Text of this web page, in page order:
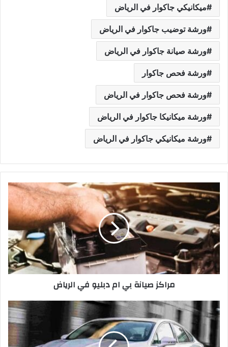
ميكانيكي جاكوار في الرياض
ورشة توضيب جاكوار في الرياض
ورشة صيانة جاكوار في الرياض
ورشة فحص جاكوار
ورشة فحص جاكوار في الرياض
ورشة ميكانيكا جاكوار في الرياض
ورشة ميكانيكي جاكوار في الرياض
ر
ا
ك
ز
ص
ن
ا
مراكز صيانة بي ام دبليو في الرياض
م
ر